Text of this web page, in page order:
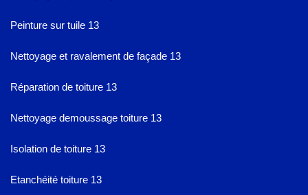
Peinture sur tuile 13
Nettoyage et ravalement de façade 13
Réparation de toiture 13
Nettoyage demoussage toiture 13
Isolation de toiture 13
Etanchéité toiture 13